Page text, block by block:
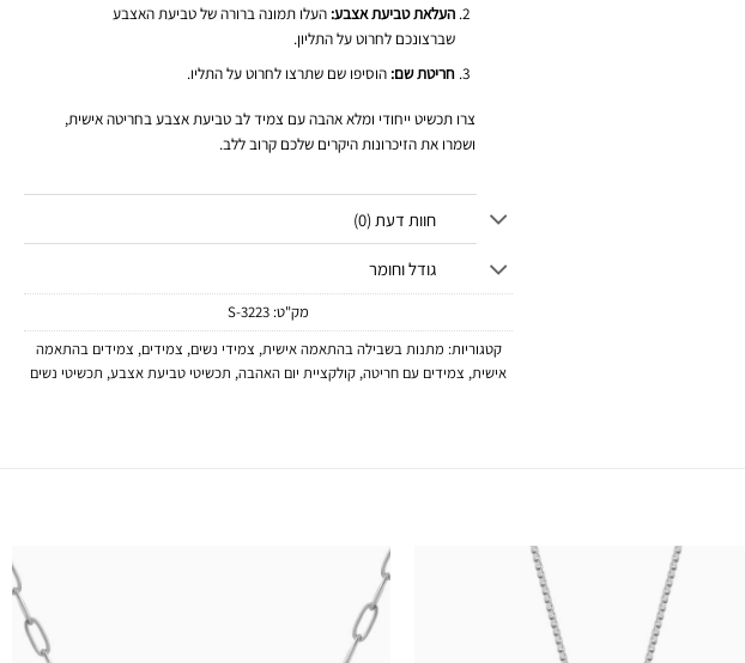
העלאת טביעת אצבע: העלו תמונה ברורה של טביעת האצבע
שברצונכם לחרוט על התליון.
חריטת שם: הוסיפו שם שתרצו לחרוט על התליו.
צרו תכשיט ייחודי ומלא אהבה עם צמיד לב טביעת אצבע בחריטה אישית,
ושמרו את הזיכרונות היקרים שלכם קרוב ללב.
חוות דעת (0)
גודל וחומר
מק"ט: 3223-S
קטגוריות: מתנות בשבילה בהתאמה אישית, צמידי נשים, צמידים, צמידים בהתאמה
אישית, צמידים עם חריטה, קולקציית יום האהבה, תכשיטי טביעת אצבע, תכשיטי נשים